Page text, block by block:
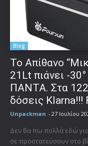
Blog
Το Απίθανο
21Lt πιάνει -
ΠΑΝΤΑ. Στα
δόσεις Klarna!!!
Unpackman - 27 Ιουλίου
Δεν θα πω πολλά εδώ
σε προστατεύσουν στο